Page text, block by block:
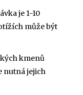
je 1-10
může být
kmenů
nutná jejich